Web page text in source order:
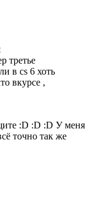
третье
в cs 6 хоть
вкурсе ,
:D :D :D У меня
точно так же